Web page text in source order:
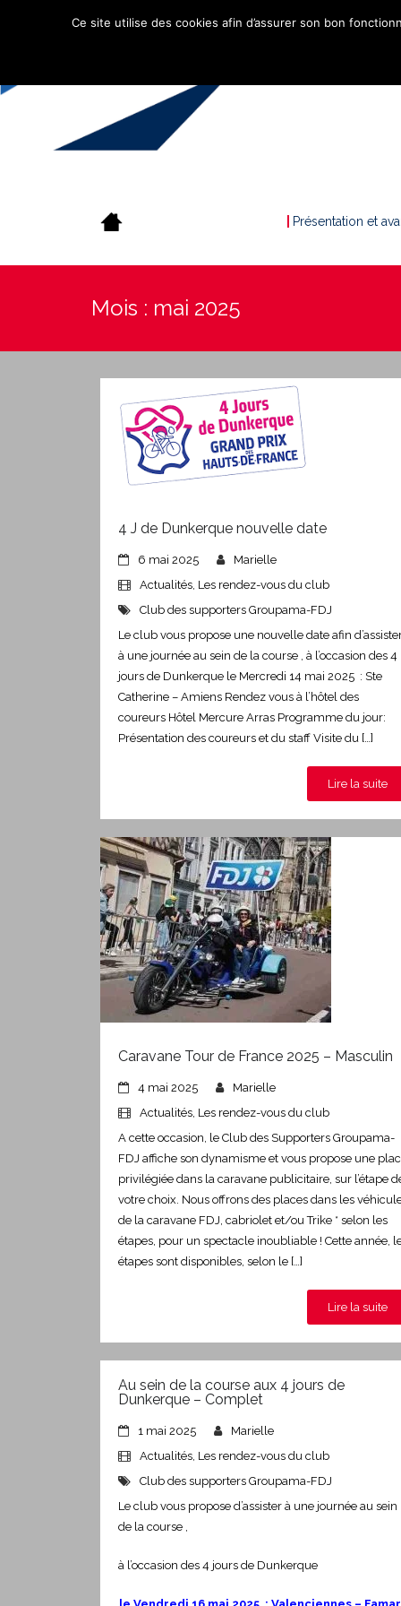
Présentation et
Mois : mai 2025
4 J de Dunkerque nouvelle date
6 mai 2025
Marielle
Actualités Les rendez-vous du club
Club des supporters Groupama-FDJ
Le club vous propose une nouvelle date afin
à une journée au sein de la course , à l’occasion des 4
jours de Dunkerque le Mercredi 14 mai 2025 : Ste
Catherine – Amiens Rendez vous à l’hôtel des
coureurs Hôtel Mercure Arras Programme du jour:
Présentation des coureurs et du staff Visite du […]
Lire la suite
Caravane Tour de France 2025 – Masculin
4 mai 2025
Marielle
Actualités Les rendez-vous du club
A cette occasion, le Club des Supporters Groupama-
FDJ affiche son dynamisme et vous propose une
privilégiée dans la caravane publicitaire, sur l’étape
votre choix. Nous offrons des places dans les
de la caravane FDJ, cabriolet et/ou Trike * selon les
étapes, pour un spectacle inoubliable ! Cette année,
étapes sont disponibles, selon le […]
Lire la suite
Au sein de la course aux 4 jours de
Dunkerque – Complet
1 mai 2025
Marielle
Actualités Les rendez-vous du club
Club des supporters Groupama-FDJ
Le club vous propose d’assister à une journée au sein
de la course ,
à l’occasion des 4 jours de Dunkerque
Ce site utilise des cookies afin d’assurer son bon